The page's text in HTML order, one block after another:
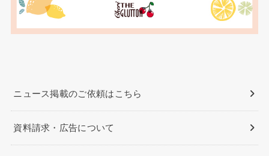
ニュース掲載のご依頼はこちら
資料請求・広告について